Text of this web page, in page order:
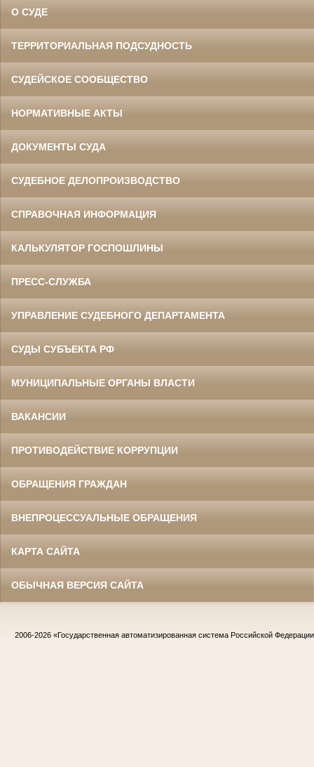
О СУДЕ
ТЕРРИТОРИАЛЬНАЯ ПОДСУДНОСТЬ
СУДЕЙСКОЕ СООБЩЕСТВО
НОРМАТИВНЫЕ АКТЫ
ДОКУМЕНТЫ СУДА
СУДЕБНОЕ ДЕЛОПРОИЗВОДСТВО
СПРАВОЧНАЯ ИНФОРМАЦИЯ
КАЛЬКУЛЯТОР ГОСПОШЛИНЫ
ПРЕСС-СЛУЖБА
УПРАВЛЕНИЕ СУДЕБНОГО ДЕПАРТАМЕНТА
СУДЫ СУБЪЕКТА РФ
МУНИЦИПАЛЬНЫЕ ОРГАНЫ ВЛАСТИ
ВАКАНСИИ
ПРОТИВОДЕЙСТВИЕ КОРРУПЦИИ
ОБРАЩЕНИЯ ГРАЖДАН
ВНЕПРОЦЕССУАЛЬНЫЕ ОБРАЩЕНИЯ
КАРТА САЙТА
ОБЫЧНАЯ ВЕРСИЯ САЙТА
2006-2026 «Государственная автоматизированная система Российской